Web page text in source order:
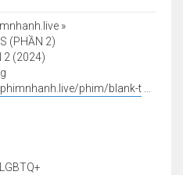
»
(PHẦN 2)
2 (2024)
phim/blank-t